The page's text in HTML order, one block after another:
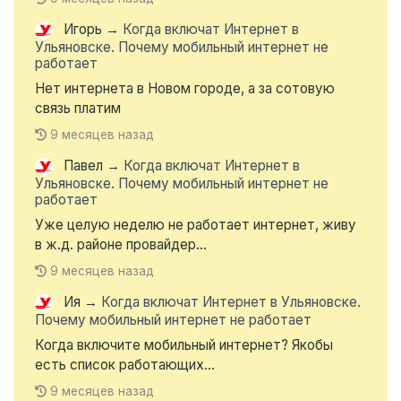
Игорь → Когда включат Интернет в
Ульяновске. Почему мобильный интернет не
работает
Нет интернета в Новом городе, а за сотовую
связь платим
9 месяцев назад
Павел → Когда включат Интернет в
Ульяновске. Почему мобильный интернет не
работает
Уже целую неделю не работает интернет, живу
в ж.д. районе провайдер...
9 месяцев назад
Ия → Когда включат Интернет в Ульяновске.
Почему мобильный интернет не работает
Когда включите мобильный интернет? Якобы
есть список работающих...
9 месяцев назад